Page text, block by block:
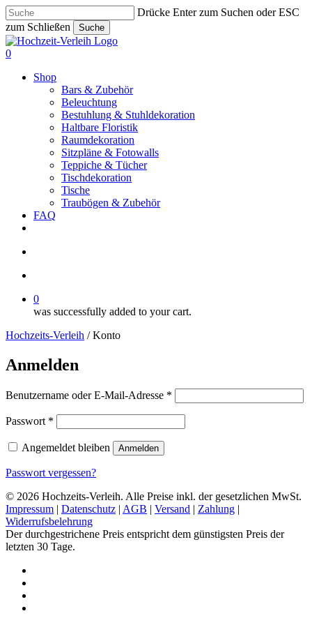
Skip
to
main
content
Drücke Enter zum Suchen oder ESC
zum Schließen
Suche
Close
Search
search
account
0
Shop
Bars & Zubehör
Beleuchtung
Bestuhlung & Stuhldekoration
Haltbare Floristik
Raumdekoration
Sitzpläne & Fotowalls
Teppiche & Tücher
Tischdekoration
Tische
Traubögen & Zubehör
FAQ
0
was successfully added to your cart.
Hochzeits-Verleih /Konto
Anmelden
Benutzername oder E-Mail-Adresse *
Passwort *
Angemeldet bleiben Anmelden
Passwort vergessen?
© 2026 Hochzeits-Verleih. Alle Preise inkl. der gesetzlichen MwSt.
Impressum | Datenschutz | AGB | Versand | Zahlung |
Widerrufsbelehrung
Der durchgestrichene Preis entspricht dem günstigsten Preis der
letzten 30 Tage.